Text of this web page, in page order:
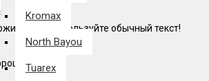
Kromax
North Bayou
Tuarex
Используйте обычный текст!